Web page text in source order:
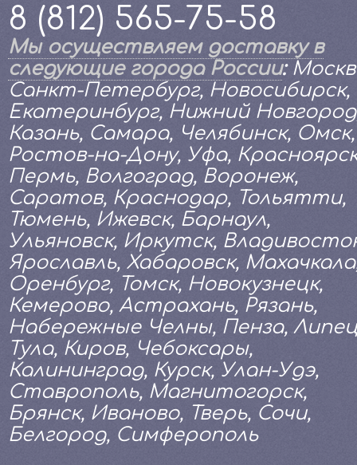
8 (812) 565-75-58
Мы осуществляем доставку в
следующие города России:
Санкт-Петербург, Новосибирск,
Екатеринбург, Нижний
Казань, Самара, Челябинск, Омск,
Ростов-на-Дону, Уфа,
Пермь, Волгоград, Воронеж,
Саратов, Краснодар, Тольятти,
Тюмень, Ижевск, Барнаул,
Ульяновск, Иркутск,
Ярославль, Хабаровск,
Оренбург, Томск, Новокузнецк,
Кемерово, Астрахань, Рязань,
Набережные Челны, Пенза,
Тула, Киров, Чебоксары,
Калининград, Курск, Улан-Удэ,
Ставрополь, Магнитогорск,
Брянск, Иваново, Тверь, Сочи,
Белгород, Симферополь